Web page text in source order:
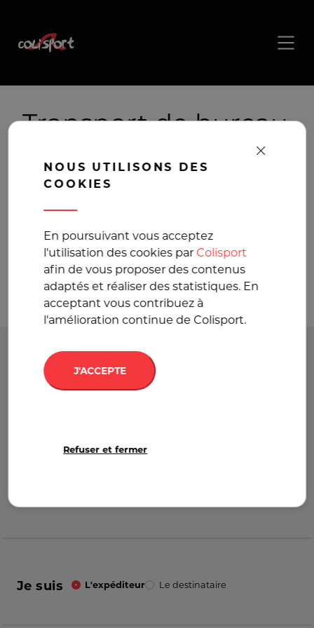
NOUS UTILISONS DES
COOKIES
En poursuivant vous acceptez
l'utilisation des cookies par Colisport
afin de vous proposer des contenus
adaptés et réaliser des statistiques. En
acceptant vous contribuez à
l'amélioration continue de Colisport.
J'ACCEPTE
Refuser et fermer
Transport de bureau ,
livraison de bureau
La solution de
transport pour vos
colis volumineux
Départ
Destination
Je suis L'expéditeur Le destinataire